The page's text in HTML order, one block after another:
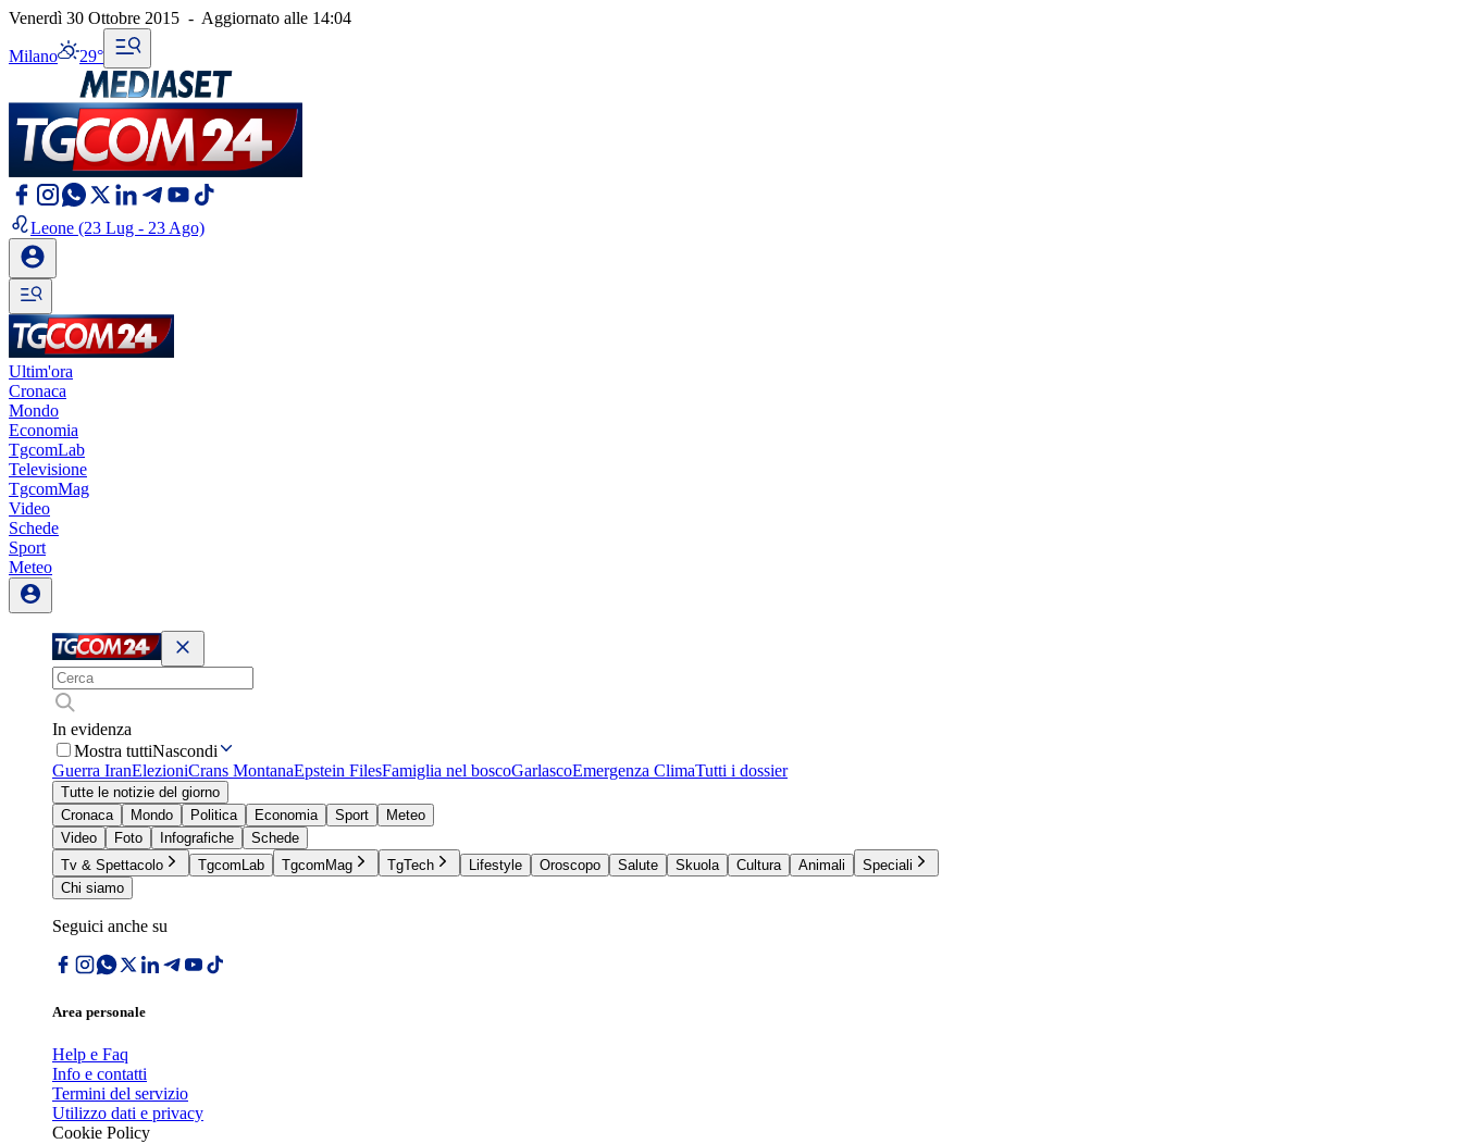
Venerdì 30 Ottobre 2015 - Aggiornato alle 14:04
Milano 29°
Leone (23 Lug - 23 Ago)
Ultim'ora
Cronaca
Mondo
Economia
TgcomLab
Televisione
TgcomMag
Video
Schede
Sport
Meteo
In evidenza
Mostra tuttiNascondi
Guerra IranElezioniCrans MontanaEpstein FilesFamiglia nel boscoGarlascoEmergenza ClimaTutti i dossier
Tutte le notizie del giorno
Cronaca
Mondo Politica Economia Sport
Meteo
Video
Foto Infografiche
Schede
Tv & Spettacolo
TgcomLab TgcomMag TgTech Lifestyle Oroscopo Salute Skuola Cultura Animali
Speciali
Chi siamo
Seguici anche su
Area personale
Help e Faq
Info e contatti
Termini del servizio
Utilizzo dati e privacy
Cookie Policy